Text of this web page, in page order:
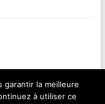
garantir la meilleure
à utiliser ce